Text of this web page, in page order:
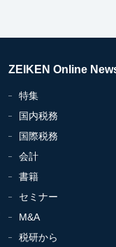
ZEIKEN Online
特集
国内税務
国際税務
会計
書籍
セミナー
M&A
税研から